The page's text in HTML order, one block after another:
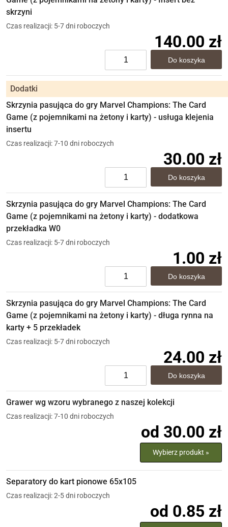
skrzyni
Czas realizacji: 5-7 dni roboczych
140.00 zł
Dodatki
Skrzynia pasująca do gry Marvel Champions: The Card
Game (z pojemnikami na żetony i karty) - usługa klejenia
insertu
Czas realizacji: 7-10 dni roboczych
30.00 zł
Skrzynia pasująca do gry Marvel Champions: The Card
Game (z pojemnikami na żetony i karty) - dodatkowa
przekładka W0
Czas realizacji: 5-7 dni roboczych
1.00 zł
Skrzynia pasująca do gry Marvel Champions: The Card
Game (z pojemnikami na żetony i karty) - długa rynna na
karty + 5 przekładek
Czas realizacji: 5-7 dni roboczych
24.00 zł
Grawer wg wzoru wybranego z naszej kolekcji
Wybierz produkt »
od 30.00 zł
Czas realizacji: 7-10 dni roboczych
Separatory do kart pionowe 65x105
od 0.85 zł
Czas realizacji: 2-5 dni roboczych